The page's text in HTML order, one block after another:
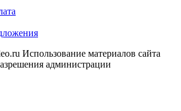
Использование материалов сайта
администрации